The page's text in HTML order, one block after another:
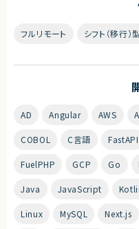
フルリモート シフト（移行）
AD Angular AWS
COBOL C言語 FastAPI
FuelPHP GCP Go
Java JavaScript
Linux MySQL Next.js